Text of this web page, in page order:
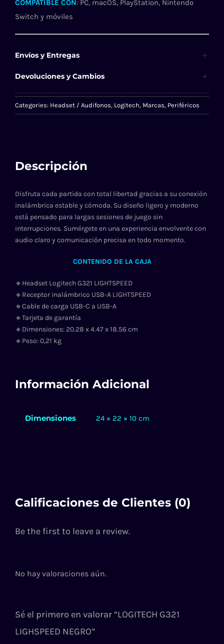
COMPATIBLE CON: PC, macOS, PlayStation, Nintendo
Switch y móviles
Envíos y Entregas
Devoluciones y Cambios
Categories: Headset / Audifonos, Logitech, Marcas, Periféricos
Descripción
Disfruta cada partida con total libertad gracias a su conexión
inalámbrica estable y cómoda. Su diseño ligero y moderno
está pensado para largas sesiones de juego sin
interrupciones. Sumérgete en una experiencia envolvente con
audio claro y comunicación precisa en todo momento.
CONTENIDO DE LA CAJA
🔹Headset Logitech G321 LIGHTSPEED
🔹Receptor inalámbrico USB-A LIGHTSPEED
🔹Cable de carga USB-C a USB-A
🔹Tarjeta de garantía
🔹Dimensiones: 20.28 x 4.47 x 18.56 cm
🔹Peso: 0,21 kg
Información Adicional
Dimensiones 24 × 22 × 10 cm
Calificaciones de Clientes (0)
Be the first to leave a review.
No hay valoraciones aún.
Sé el primero en valorar “LOGITECH G321
LIGHSPEED NEGRO”